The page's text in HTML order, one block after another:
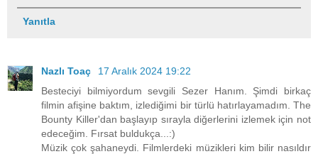
Yanıtla
Nazlı Toaç
17 Aralık 2024 19:22
Besteciyi bilmiyordum sevgili Sezer Hanım. Şimdi birkaç
filmin afişine baktım, izlediğimi bir türlü hatırlayamadım. The
Bounty Killer'dan başlayıp sırayla diğerlerini izlemek için not
edeceğim. Fırsat buldukça...:)
Müzik çok şahaneydi. Filmlerdeki müzikleri kim bilir nasıldır